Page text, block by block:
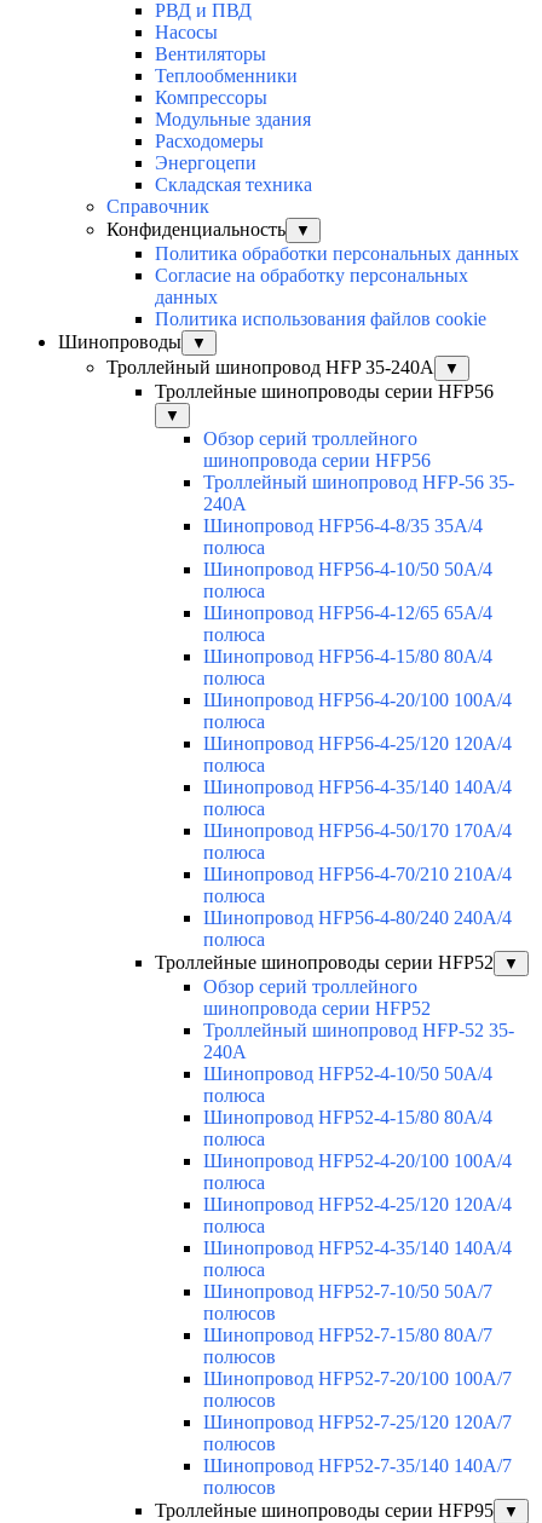
РВД и ПВД
Насосы
Вентиляторы
Теплообменники
Компрессоры
Модульные здания
Расходомеры
Энергоцепи
Складская техника
Справочник
Конфиденциальность
▼
Политика обработки персональных данных
Согласие на обработку персональных
данных
Политика использования файлов cookie
Шинопроводы
▼
Троллейный шинопровод HFP 35-240А ▼
Троллейные шинопроводы серии HFP56
▼
Обзор серий троллейного
шинопровода серии HFP56
Троллейный шинопровод HFP-56 35-
240А
Шинопровод HFP56-4-8/35 35А/4
полюса
Шинопровод HFP56-4-10/50 50А/4
полюса
Шинопровод HFP56-4-12/65 65А/4
полюса
Шинопровод HFP56-4-15/80 80А/4
полюса
Шинопровод HFP56-4-20/100 100А/4
полюса
Шинопровод HFP56-4-25/120 120А/4
полюса
Шинопровод HFP56-4-35/140 140А/4
полюса
Шинопровод HFP56-4-50/170 170А/4
полюса
Шинопровод HFP56-4-70/210 210А/4
полюса
Шинопровод HFP56-4-80/240 240А/4
полюса
Троллейные шинопроводы серии HFP52
▼
Обзор серий троллейного
шинопровода серии HFP52
Троллейный шинопровод HFP-52 35-
240А
Шинопровод HFP52-4-10/50 50A/4
полюса
Шинопровод HFP52-4-15/80 80A/4
полюса
Шинопровод HFP52-4-20/100 100А/4
полюса
Шинопровод HFP52-4-25/120 120А/4
полюса
Шинопровод HFP52-4-35/140 140А/4
полюса
Шинопровод HFP52-7-10/50 50А/7
полюсов
Шинопровод HFP52-7-15/80 80А/7
полюсов
Шинопровод HFP52-7-20/100 100А/7
полюсов
Шинопровод HFP52-7-25/120 120А/7
полюсов
Шинопровод HFP52-7-35/140 140А/7
полюсов
Троллейные шинопроводы серии HFP95
▼